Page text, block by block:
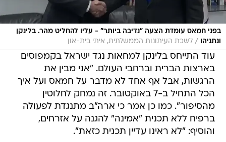
בפני חמאס עומדת הצעה "נדיבה ביותר" - עליו להחליט מהר. בלינקן
ונתניהו
/ לשכת העיתונות הממשלתית, איתי בית-און
עוד התייחס בלינקן למחאות נגד ישראל בקמפוסים
בארצות הברית וברחבי העולם. "אני מבין את
הרגשות, אבל אף אחד לא מדבר על חמאס ועל איך
הכל התחיל ב-7 באוקטובר. זה נמחק לחלוטין
מהסיפור". כמו כן אמר כי ארה"ב מתנגדת לפעולה
ברפיח ללא תכנית "אמינה" להגנה על אזרחים,
והוסיף: "לא ראינו עדיין תכנית כזאת".